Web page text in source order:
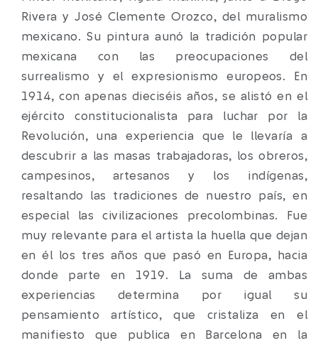
Rivera y José Clemente Orozco, del muralismo
mexicano. Su pintura aunó la tradición popular
mexicana con las preocupaciones del
surrealismo y el expresionismo europeos. En
1914, con apenas dieciséis años, se alistó en el
ejército constitucionalista para luchar por la
Revolución, una experiencia que le llevaría a
descubrir a las masas trabajadoras, los obreros,
campesinos, artesanos y los indígenas,
resaltando las tradiciones de nuestro país, en
especial las civilizaciones precolombinas. Fue
muy relevante para el artista la huella que dejan
en él los tres años que pasó en Europa, hacia
donde parte en 1919. La suma de ambas
experiencias determina por igual su
pensamiento artístico, que cristaliza en el
manifiesto que publica en Barcelona en la